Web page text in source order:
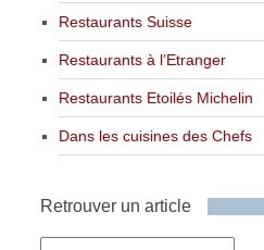
Restaurants Suisse
Restaurants à l’Etranger
Restaurants Etoilés Michelin
Dans les cuisines des Chefs
Retrouver un article